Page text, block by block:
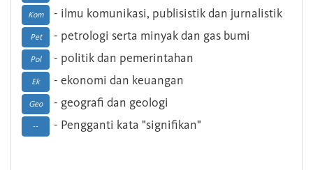
Kom - ilmu komunikasi, publisistik dan jurnalistik
Pet - petrologi serta minyak dan gas bumi
Pol - politik dan pemerintahan
Ek - ekonomi dan keuangan
Geo - geografi dan geologi
-- - Pengganti kata "signifikan"